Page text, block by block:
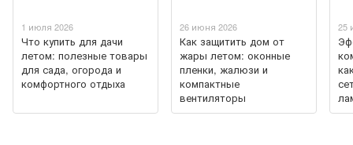
1 июля 2026
Что купить для дачи
летом: полезные товары
для сада, огорода и
комфортного отдыха
26 июня 2026
Как защитить дом от
жары летом: оконные
пленки, жалюзи и
компактные
вентиляторы
25